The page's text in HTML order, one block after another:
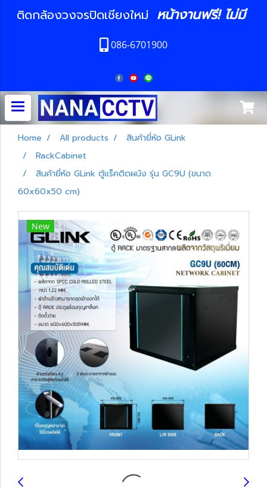
ติดกล้องวงจรปิดเชียงใหม่ หน้างานฟรี! ไม่มี
086-6701900
Home All products
สินค้ายี่ห้อ GLink
RackCabinet
สินค้ายี่ห้อ GLink ตู้แร็คติดผนัง รุ่น GC9U (ขนาด
60x60x50 cm)
New